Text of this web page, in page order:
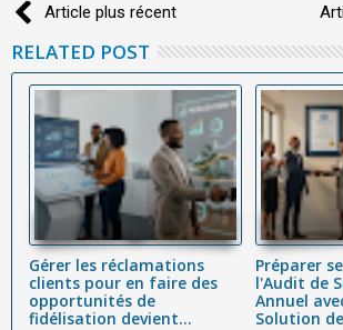
Article plus récent
RELATED POST
Gérer les réclamations
clients pour en faire des
opportunités de
fidélisation devient...
Préparer
l'Audit de
Annuel
Solution